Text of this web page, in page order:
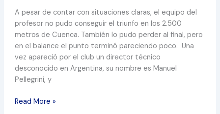
A pesar de contar con situaciones claras, el equipo del
profesor no pudo conseguir el triunfo en los 2.500
metros de Cuenca. También lo pudo perder al final, pero
en el balance el punto terminó pareciendo poco. Una
vez apareció por el club un director técnico
desconocido en Argentina, su nombre es Manuel
Pellegrini, y
Read More »